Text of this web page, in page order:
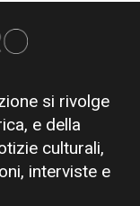
si rivolge
e della
culturali,
interviste e